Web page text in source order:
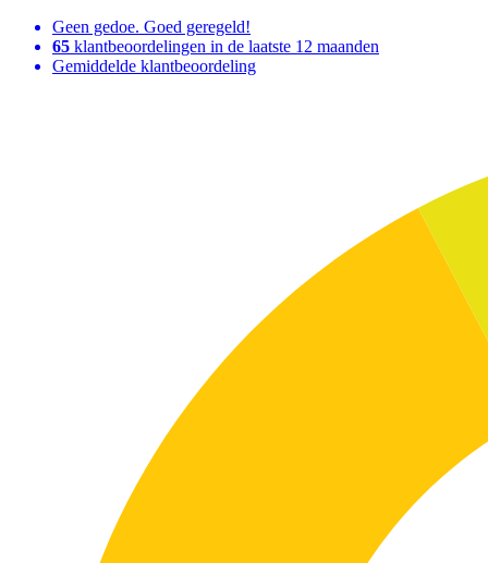
Geen gedoe. Goed geregeld!
65 klantbeoordelingen in de laatste 12 maanden
Gemiddelde klantbeoordeling